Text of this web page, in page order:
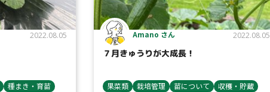
2022.08.05
種まき・育苗
Amano さん 2022.08.05
７月きゅうりが大成長！
果菜類 栽培管理 苗について
収穫・貯蔵